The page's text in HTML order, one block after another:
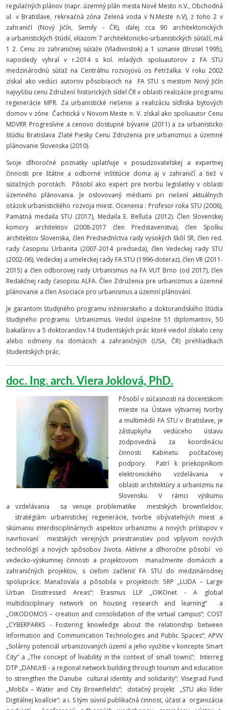
regulačných plánov (napr. územný plán mesta Nové Mesto n.V., Obchodná
ul. v Bratislave, rekreačná zóna Zelená voda v N.Meste n.V), z toho 2 v
zahraničí (Nový Jičín, Semily - ČR), ďalej cca 90 architektonických
a urbanistických štúdií, víťazom 7 architektonicko-urbanistických súťaží, má
1 2. Cenu zo zahraničnej súťaže (Vladivostok) a 1 uznanie (Brusel 1995),
naposledy vyhral v r.2014 s kol. mladých spoluautorov z FA STU
medzinárodnú súťaž na Centrálnu rozvojovú os Petržalka. V roku 2002
získal ako vedúci autorov pôsobiacich na FA STU s mestom Nový Jičín
najvyššiu cenu Združení historických sídel ČR v oblasti realizácie programu
regenerácie MPR. Za urbanistické riešenie a realizáciu sídliska bytových
domov v zóne Čachtická v Novom Meste n. V. získal ako spoluautor Cenu
MDVRR Progresívne a cenovo dostupné bývanie (2011) a za urbanisticko
štúdiu Bratislava Zlaté Piesky Cenu Združenia pre urbanizmus a územné
plánovanie Slovenska (2010).
Svoje dlhoročné poznatky uplatňuje v posudzovateľskej a expertnej
činnosti pre štátne a odborné inštitúcie doma aj v zahraničí a tiež v
súťažných porotách. Pôsobí ako expert pre tvorbu legislatívy v oblasti
územného plánovania. Je oslovovaný médiami pri riešení aktuálnych
otázok urbanistického rozvoja miest. Ocenenia : Profesor roka STU (2006),
Pamätná medaila STU (2017), Medaila E. Belluša (2012). Člen Slovenskej
komory architektov (2008-2017 člen Predstavenstva), člen Spolku
architektov Slovenska, člen Predsedníctva rady vysokých škôl SR, člen red.
rady časopisu Urbanita (2007-2014 predseda), člen Vedeckej rady STU
(2002-06), Vedeckej a umeleckej rady FA STU (1996-doteraz), člen VR (2011-
2015) a člen odborovej rady Urbanismus na FA VUT Brno (od 2017), člen
Redakčnej rady časopisu ALFA. Člen Združenia pre urbanizmus a územné
plánovanie a člen Asociace pro urbanismus a územní plánování.
Je garantom študijného programu inžinierskeho a doktorandského štúdia
študijného programu Urbanizmus. Viedol úspešne 51 diplomantov, 50
bakalárov a 5 doktorandov.14 študentských prác ktoré viedol získalo ceny
alebo odmeny na domácich a zahraničných (USA, ČR) prehliadkach
študentských prác.
doc. Ing. arch. Viera Joklová, PhD.
Pôsobí v súčasnosti na docentskom
mieste na Ústave výtvarnej tvorby
a multimédií FA STU v Bratislave, je
zástupkyňa vedúceho ústavu
zodpovedná za koordináciu
činnosti Kabinetu počítačovej
podpory.
Patrí k priekopníkom
elektronického vzdelávania v
oblasti architektúry a urbanizmu na
Slovensku. V rámci výskumu
a vzdelávania sa venuje problematike mestských brownfieldov,
stratégiám urbanistickej regenerácie, tvorbe obývateľných miest a
skúmaniu interdisciplinárnych aspektov urbanizmu a nových prístupov v
navrhovaní mestských verejných priestranstiev pod vplyvom nových
technológií a nových spôsobov života. Aktívne a dlhoročne pôsobí vo
vedecko-výskumnej činnosti a projektovom manažmente domácich a
zahraničných projektov, s cieľom začleniť FA STU do medzinárodnej
spolupráce. Manažovala a pôsobila v projektoch: 5RP „LUDA – Large
Urban Disstressed Areas“; Erasmus LLP „OIKOnet - A global
multidisciplinary network on housing research and learning“ a
„OIKODOMOS – creation and consolidation of the virtual campus”; COST
„CYBERPARKS - Fostering knowledge about the relationship between
Information and Communication Technologies and Public Spaces“; APVV
„Solárny potenciál urbanizovaných území a jeho využitie v koncepte Smart
City“ a „The concept of livability in the context of small towns“; Interreg
DTP „DANUrB - a regional network building through tourism and education
to strengthen the Danube cultural identity and solidarity“; Visegrad Fund
„MobEx – Water and City Brownfields“; dotačný projekt „STU ako líder
Digitálnej koalície“; a i. S tým súvisí publikačná činnosť, účasť a organizácia